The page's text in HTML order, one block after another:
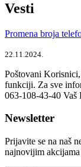
Vesti
Promena broja
22.11.2024.
Poštovani
funkciji. Za sve
063-108-43-40 Vaš
Newsletter
Prijavite se na naš
najnovijim